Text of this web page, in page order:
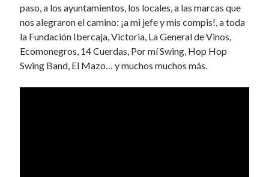
October 2011
September 2011
August 2011
July 2011
June 2011
paso, a los ayuntamientos, los locales, a las marcas que
nos alegraron el camino: ¡a mi jefe y mis compis!, a toda
la Fundación Ibercaja, Victoria, La General de Vinos,
Ecomonegros, 14 Cuerdas, Por mí Swing, Hop Hop
Swing Band, El Mazo… y muchos muchos más.